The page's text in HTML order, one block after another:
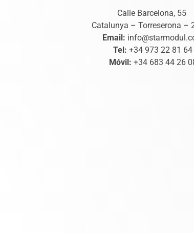
Calle Barcelona, 55
Catalunya – Torreserona –
Email:
Tel: +34 973 22 81 64
Móvil: +34 683 44 26